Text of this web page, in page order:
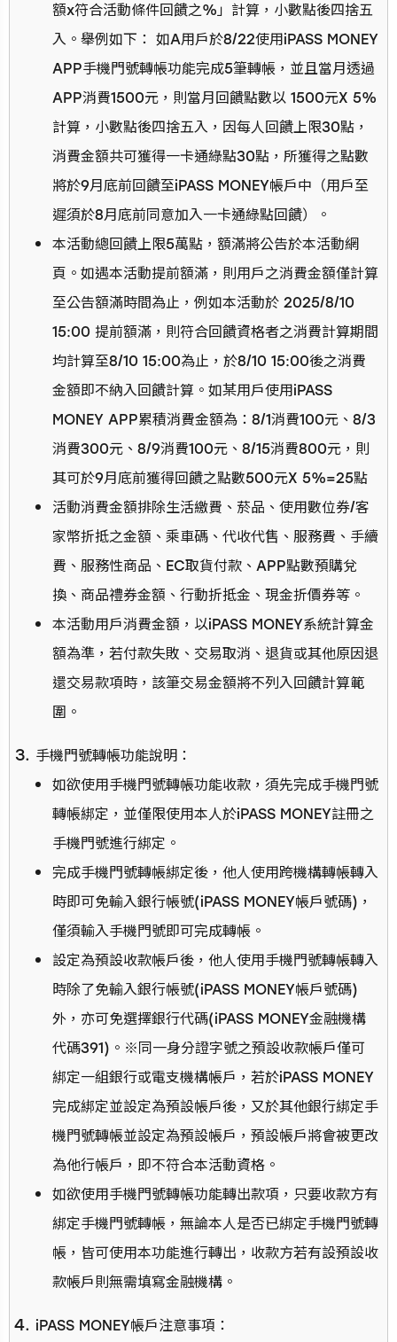
額x符合活動條件回饋之%」計算，小數點後四捨五
入。舉例如下： 如A用戶於8/22使用iPASS MONEY
APP手機門號轉帳功能完成5筆轉帳，並且當月透過
APP消費1500元，則當月回饋點數以 1500元X 5%
計算，小數點後四捨五入，因每人回饋上限30點，
消費金額共可獲得一卡通綠點30點，所獲得之點數
將於9月底前回饋至iPASS MONEY帳戶中（用戶至
遲須於8月底前同意加入一卡通綠點回饋）。
本活動總回饋上限5萬點，額滿將公告於本活動網
頁。如遇本活動提前額滿，則用戶之消費金額僅計算
至公告額滿時間為止，例如本活動於 2025/8/10
15:00 提前額滿，則符合回饋資格者之消費計算期間
均計算至8/10 15:00為止，於8/10 15:00後之消費
金額即不納入回饋計算。如某用戶使用iPASS
MONEY APP累積消費金額為：8/1消費100元、8/3
消費300元、8/9消費100元、8/15消費800元，則
其可於9月底前獲得回饋之點數500元X 5%=25點
活動消費金額排除生活繳費、菸品、使用數位券/客
家幣折抵之金額、乘車碼、代收代售、服務費、手續
費、服務性商品、EC取貨付款、APP點數預購兌
換、商品禮券金額、行動折抵金、現金折價券等。
本活動用戶消費金額，以iPASS MONEY系統計算金
額為準，若付款失敗、交易取消、退貨或其他原因退
還交易款項時，該筆交易金額將不列入回饋計算範
圍。
手機門號轉帳功能說明：
如欲使用手機門號轉帳功能收款，須先完成手機門號
轉帳綁定，並僅限使用本人於iPASS MONEY註冊之
手機門號進行綁定。
完成手機門號轉帳綁定後，他人使用跨機構轉帳轉入
時即可免輸入銀行帳號(iPASS MONEY帳戶號碼)，
僅須輸入手機門號即可完成轉帳。
設定為預設收款帳戶後，他人使用手機門號轉帳轉入
時除了免輸入銀行帳號(iPASS MONEY帳戶號碼)
外，亦可免選擇銀行代碼(iPASS MONEY金融機構
代碼391)。※同一身分證字號之預設收款帳戶僅可
綁定一組銀行或電支機構帳戶，若於iPASS MONEY
完成綁定並設定為預設帳戶後，又於其他銀行綁定手
機門號轉帳並設定為預設帳戶，預設帳戶將會被更改
為他行帳戶，即不符合本活動資格。
如欲使用手機門號轉帳功能轉出款項，只要收款方有
綁定手機門號轉帳，無論本人是否已綁定手機門號轉
帳，皆可使用本功能進行轉出，收款方若有設預設收
款帳戶則無需填寫金融機構。
iPASS MONEY帳戶注意事項：